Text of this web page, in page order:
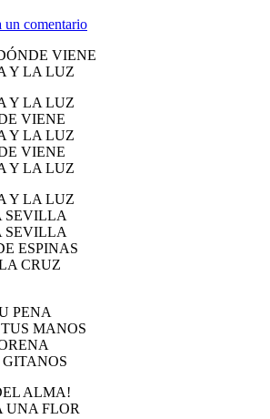
un comentario
VIENE
Y LA LUZ
Y LA LUZ
VIENE
Y LA LUZ
VIENE
Y LA LUZ
Y LA LUZ
SEVILLA
SEVILLA
ESPINAS
CRUZ
PENA
MANOS
ALMA!
UNA FLOR
Rocío?
tengo que hacer?